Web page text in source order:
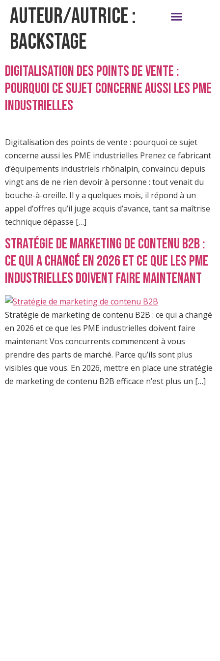
AUTEUR/AUTRICE :
BACKSTAGE
Digitalisation des points de vente :
pourquoi ce sujet concerne aussi les PME
industrielles
Digitalisation des points de vente : pourquoi ce sujet
concerne aussi les PME industrielles Prenez ce fabricant
d’équipements industriels rhônalpin, convaincu depuis
vingt ans de ne rien devoir à personne : tout venait du
bouche-à-oreille. Il y a quelques mois, il répond à un
appel d’offres qu’il juge acquis d’avance, tant sa maîtrise
technique dépasse […]
Stratégie de marketing de contenu B2B :
ce qui a changé en 2026 et ce que les PME
industrielles doivent faire maintenant
Stratégie de marketing de contenu B2B : ce qui a changé
en 2026 et ce que les PME industrielles doivent faire
maintenant Vos concurrents commencent à vous
prendre des parts de marché. Parce qu’ils sont plus
visibles que vous. En 2026, mettre en place une stratégie
de marketing de contenu B2B efficace n’est plus un […]